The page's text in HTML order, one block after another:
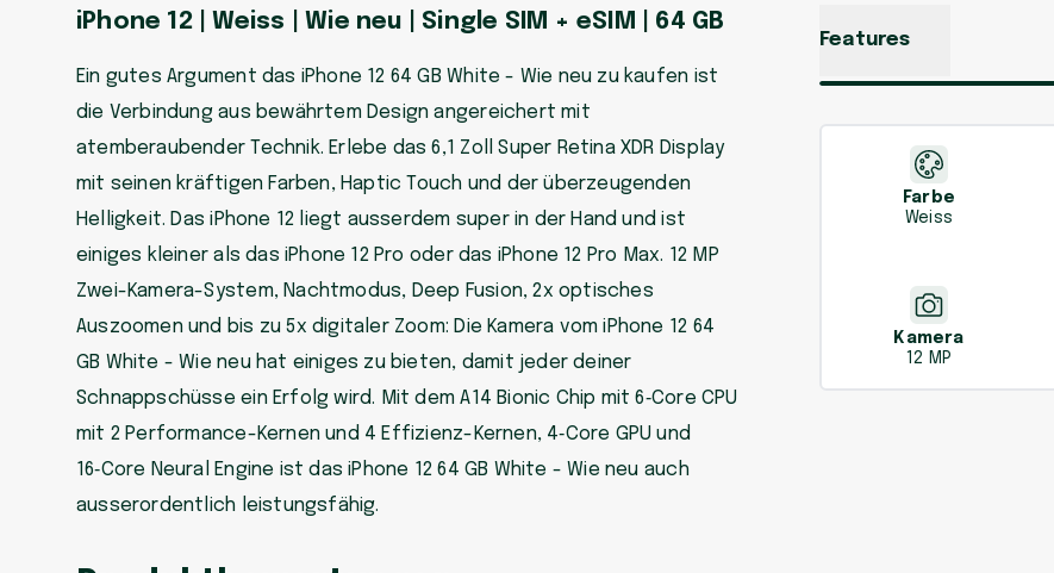
iPhone 12 | Weiss | Wie neu | Single SIM + eSIM | 64 GB
Ein gutes Argument das iPhone 12 64 GB White - Wie neu zu kaufen ist
die Verbindung aus bewährtem Design angereichert mit
atemberaubender Technik. Erlebe das 6,1 Zoll Super Retina XDR Display
mit seinen kräftigen Farben, Haptic Touch und der überzeugenden
Helligkeit. Das iPhone 12 liegt ausserdem super in der Hand und ist
einiges kleiner als das iPhone 12 Pro oder das iPhone 12 Pro Max. 12 MP
Zwei-Kamera-System, Nachtmodus, Deep Fusion, 2x optisches
Auszoomen und bis zu 5x digitaler Zoom: Die Kamera vom iPhone 12 64
GB White - Wie neu hat einiges zu bieten, damit jeder deiner
Schnappschüsse ein Erfolg wird. Mit dem A14 Bionic Chip mit 6‑Core CPU
mit 2 Performance-Kernen und 4 Effizienz-Kernen, 4‑Core GPU und
16‑Core Neural Engine ist das iPhone 12 64 GB White - Wie neu auch
ausserordentlich leistungsfähig.
Features
Farbe
Weiss
Kamera
12 MP